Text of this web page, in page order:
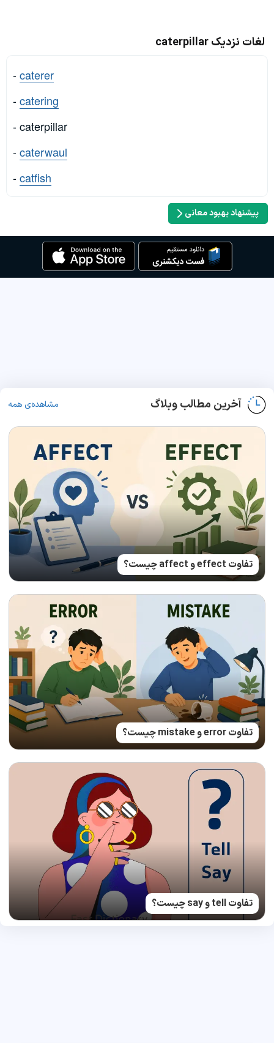
لغات نزدیک caterpillar
-caterer
-catering
- caterpillar
-caterwaul
-catfish
پیشنهاد بهبود معانی
آخرین مطالب وبلاگ مشاهده‌ی همه
تفاوت effect و affect چیست؟
تفاوت error و mistake چیست؟
تفاوت tell و say چیست؟